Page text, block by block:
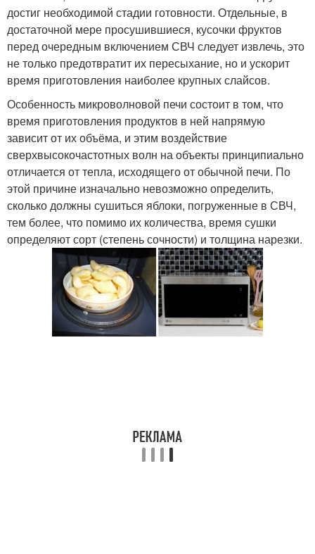
достиг необходимой стадии готовности. Отдельные, в
достаточной мере просушившиеся, кусочки фруктов
перед очередным включением СВЧ следует извлечь, это
не только предотвратит их пересыхание, но и ускорит
время приготовления наиболее крупных слайсов.
Особенность микроволновой печи состоит в том, что
время приготовления продуктов в ней напрямую
зависит от их объёма, и этим воздействие
сверхвысокочастотных волн на объекты принципиально
отличается от тепла, исходящего от обычной печи. По
этой причине изначально невозможно определить,
сколько должны сушиться яблоки, погруженные в СВЧ,
тем более, что помимо их количества, время сушки
определяют сорт (степень сочности) и толщина нарезки.